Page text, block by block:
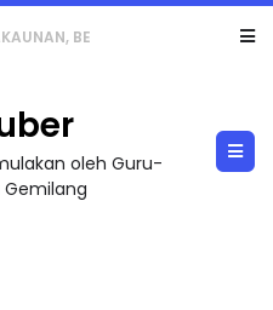
PENYELAMAT DUNIA
oleh Guru-
Gemilang